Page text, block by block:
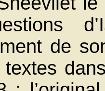
de